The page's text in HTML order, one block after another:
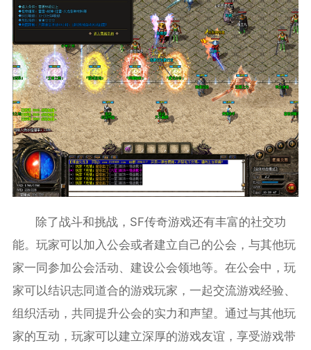
除了战斗和挑战，SF传奇游戏还有丰富的社交功
能。玩家可以加入公会或者建立自己的公会，与其他玩
家一同参加公会活动、建设公会领地等。在公会中，玩
家可以结识志同道合的游戏玩家，一起交流游戏经验、
组织活动，共同提升公会的实力和声望。通过与其他玩
家的互动，玩家可以建立深厚的游戏友谊，享受游戏带